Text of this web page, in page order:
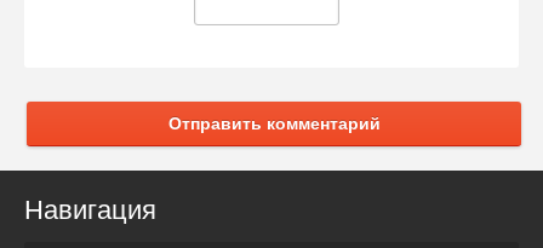
Отправить комментарий
Навигация